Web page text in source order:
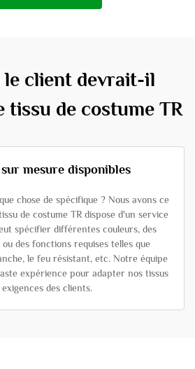
le client devrait-il
de costume TR
mesure disponibles
chose de spécifique ? Nous avons ce
de costume TR dispose d'un service
spécifier différentes couleurs, des
des fonctions requises telles que
le feu résistant, etc. Notre équipe
expérience pour adapter nos tissus
des clients.